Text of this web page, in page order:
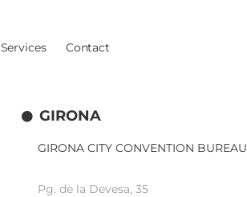
Services Contact
GIRONA
GIRONA CITY CONVENTION BUREAU
Pg. de la Devesa, 35